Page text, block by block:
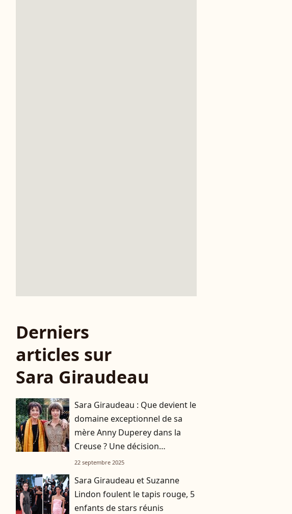
Derniers
articles sur
Sara Giraudeau
Sara Giraudeau : Que devient le
domaine exceptionnel de sa
mère Anny Duperey dans la
Creuse ? Une décision
importante a été prise
22 septembre 2025
Sara Giraudeau et Suzanne
Lindon foulent le tapis rouge, 5
enfants de stars réunis